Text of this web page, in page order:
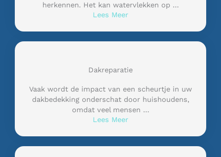
herkennen. Het kan watervlekken op …
Lees Meer
Dakreparatie
Vaak wordt de impact van een scheurtje in uw
dakbedekking onderschat door huishoudens,
omdat veel mensen …
Lees Meer